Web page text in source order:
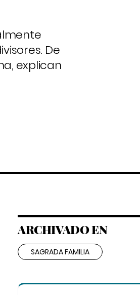
De
explican
ARCHIVADO EN
SAGRADA FAMILIA